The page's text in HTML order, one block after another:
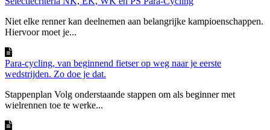
Niet elke renner kan deelnemen aan belangrijke kampioenschappen.
Hiervoor moet je...
Para-cycling, van beginnend fietser op weg naar je eerste
wedstrijden. Zo doe je dat.
Stappenplan Volg onderstaande stappen om als beginner met
wielrennen toe te werke...